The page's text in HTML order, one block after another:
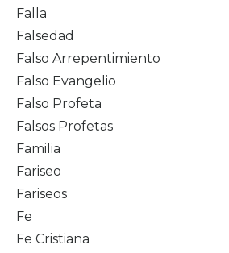
Falla
Falsedad
Falso Arrepentimiento
Falso Evangelio
Falso Profeta
Falsos Profetas
Familia
Fariseo
Fariseos
Fe
Fe Cristiana